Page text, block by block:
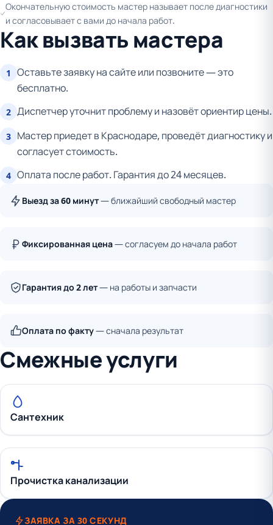
Окончательную стоимость мастер называет после диагностики
и согласовывает с вами до начала работ.
Как вызвать мастера
1
Оставьте заявку на сайте или позвоните — это
бесплатно.
2 Диспетчер уточнит проблему и назовёт ориентир цены.
3 Мастер приедет в Краснодаре, проведёт диагностику и
согласует стоимость.
4 Оплата после работ. Гарантия до 24 месяцев.
Выезд за 60 минут— ближайший свободный мастер
Фиксированная цена— согласуем до начала работ
Гарантия до 2 лет— на работы и запчасти
Оплата по факту— сначала результат
Смежные услуги
Сантехник
Прочистка канализации
ЗАЯВКА ЗА 30 СЕКУНД